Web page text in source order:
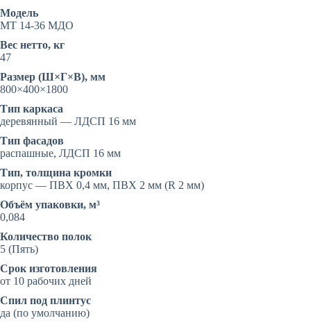
открытой
нишей
в
центре
Модель
МТ 14-36 МДО
Вес нетто, кг
47
Размер (Ш×Г×В), мм
800×400×1800
Тип каркаса
деревянный — ЛДСП 16 мм
Тип фасадов
распашные, ЛДСП 16 мм
Тип, толщина кромки
корпус — ПВХ 0,4 мм, ПВХ 2 мм (R 2 мм)
Объём упаковки, м³
0,084
Количество полок
5 (Пять)
Срок изготовления
от 10 рабочих дней
Спил под плинтус
да (по умолчанию)